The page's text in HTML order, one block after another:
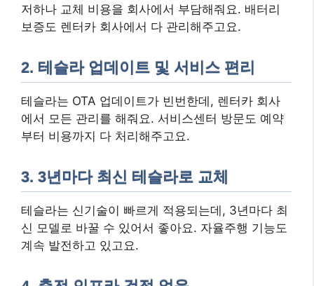
저하나 교체 비용을 회사에서 부담해줘요. 배터리
보증도 렌터카 회사에서 다 관리해주고요.
2. 테슬라 업데이트 및 서비스 편리
테슬라는 OTA 업데이트가 빈번한데, 렌터카 회사
에서 모든 관리를 해줘요. 서비스센터 방문도 예약
부터 비용까지 다 처리해주고요.
3. 3년마다 최신 테슬라로 교체
테슬라는 신기술이 빠르게 적용되는데, 3년마다 최
신 모델로 바꿀 수 있어서 좋아요. 자율주행 기능도
계속 발전하고 있고요.